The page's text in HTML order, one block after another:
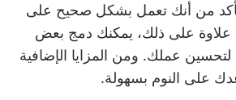
من أنك تعمل بشكل صحيح على
علاوة على ذلك، يمكنك دمج بعض
لتحسين عملك. ومن المزايا الإضافية
على النوم بسهولة.